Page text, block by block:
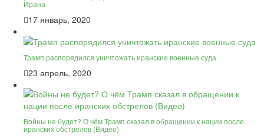
Ирана
17 январь, 2020
Трамп распорядился уничтожать иранские военные суда
23 апрель, 2020
Войны не будет? О чём Трамп сказал в обращении к нации после
иранских обстрелов (Видео)